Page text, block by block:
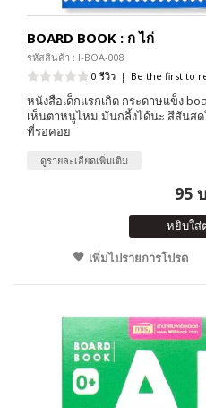
BOARD BOOK : ก ไก่
รหัสสินค้า : I-BOA-008
0 รีวิว | Be the first to
หนังสือเด็กแรกเกิด กระดาษแข็ง
เห็นตาหนูไหม มันกลิ้งได้นะ สีสันส
ที่รอคอย
ดูรายละเอียดเพิ่มเติม
95
หยิบใส่
เพิ่มไปรายการโปรด